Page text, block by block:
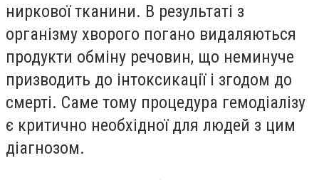
ниркової тканини. В результаті з
організму хворого погано видаляються
продукти обміну речовин, що неминуче
призводить до інтоксикації і згодом до
смерті. Саме тому процедура гемодіалізу
є критично необхідної для людей з цим
діагнозом.